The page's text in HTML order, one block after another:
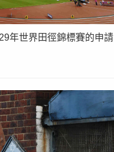
年世界田徑錦標賽的申請